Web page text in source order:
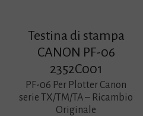
Testina di stampa
CANON PF-06
2352C001
PF-06 Per Plotter Canon
serie TX/TM/TA – Ricambio
Originale